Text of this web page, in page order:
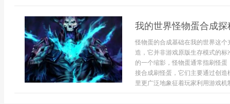
我的世界怪物蛋合成
怪物蛋的合成基础在我的世界这
造，它并非游戏原版生存模式的
的一个缩影，怪物蛋通常指刷怪
接合成刷怪蛋，它们主要通过创
里更广泛地象征着玩家利用游戏